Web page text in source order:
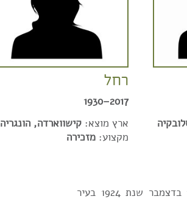
רחל
2017–1930
ארץ מוצא: קישווארדה, הונגריה
מקצוע: מזכירה